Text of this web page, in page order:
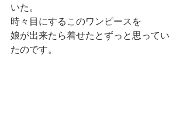
いた。
時々目にするこのワンピースを
娘が出来たら着せたとずっと思ってい
たのです。